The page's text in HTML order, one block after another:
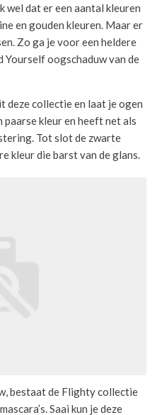
wel dat er een aantal kleuren
en gouden kleuren. Maar er
Zo ga je voor een heldere
Yourself oogschaduw van de
deze collectie en laat je ogen
paarse kleur en heeft net als
Tot slot de zwarte
kleur die barst van de glans.
bestaat de Flighty collectie
Saai kun je deze